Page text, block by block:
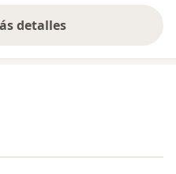
detalles
la experiencia